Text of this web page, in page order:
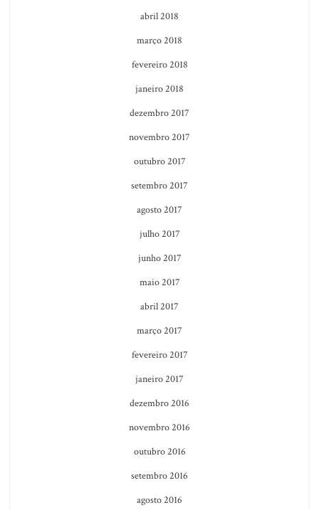
abril 2018
março 2018
fevereiro 2018
janeiro 2018
dezembro 2017
novembro 2017
outubro 2017
setembro 2017
agosto 2017
julho 2017
junho 2017
maio 2017
abril 2017
março 2017
fevereiro 2017
janeiro 2017
dezembro 2016
novembro 2016
outubro 2016
setembro 2016
agosto 2016